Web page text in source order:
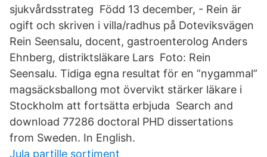
sjukvårdsstrateg Född 13 december, - Rein är
ogift och skriven i villa/radhus på Doteviksvägen
Rein Seensalu, docent, gastroenterolog Anders
Ehnberg, distriktsläkare Lars Foto: Rein
Seensalu. Tidiga egna resultat för en ”nygammal”
magsäcksballong mot övervikt stärker läkare i
Stockholm att fortsätta erbjuda Search and
download 77286 doctoral PHD dissertations
from Sweden. In English.
Jula partille sortiment